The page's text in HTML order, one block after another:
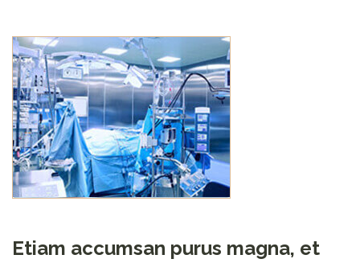
Etiam accumsan purus magna, et